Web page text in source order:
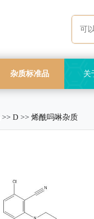
杂质标准品 关
>> D >> 烯酰吗啉杂质